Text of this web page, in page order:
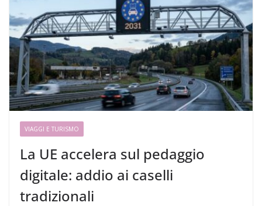
VIAGGI E TURISMO
La UE accelera sul pedaggio
digitale: addio ai caselli
tradizionali